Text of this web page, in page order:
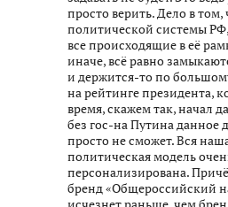
просто верить. Дело в том,
политической системы
все происходящие в её
иначе, всё равно
и держится-то по
на рейтинге президента,
время, скажем так, начал
без гос-на Путина данное
просто не сможет. Вся
политическая модель
персонализирована.
бренд «Общероссийский